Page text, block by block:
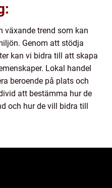
växande trend som kan
Genom att stödja
kan vi bidra till att skapa
Lokal handel
beroende på plats och
att bestämma hur de
och hur de vill bidra till